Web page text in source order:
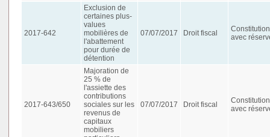
2017-642
Exclusion de
certaines plus-
values
mobilières de
l'abattement
pour durée de
détention
07/07/2017 Droit fiscal
avec
2017-643/650
Majoration de
25 % de
l'assiette des
contributions
sociales sur les
revenus de
capitaux
mobiliers
07/07/2017 Droit fiscal
avec